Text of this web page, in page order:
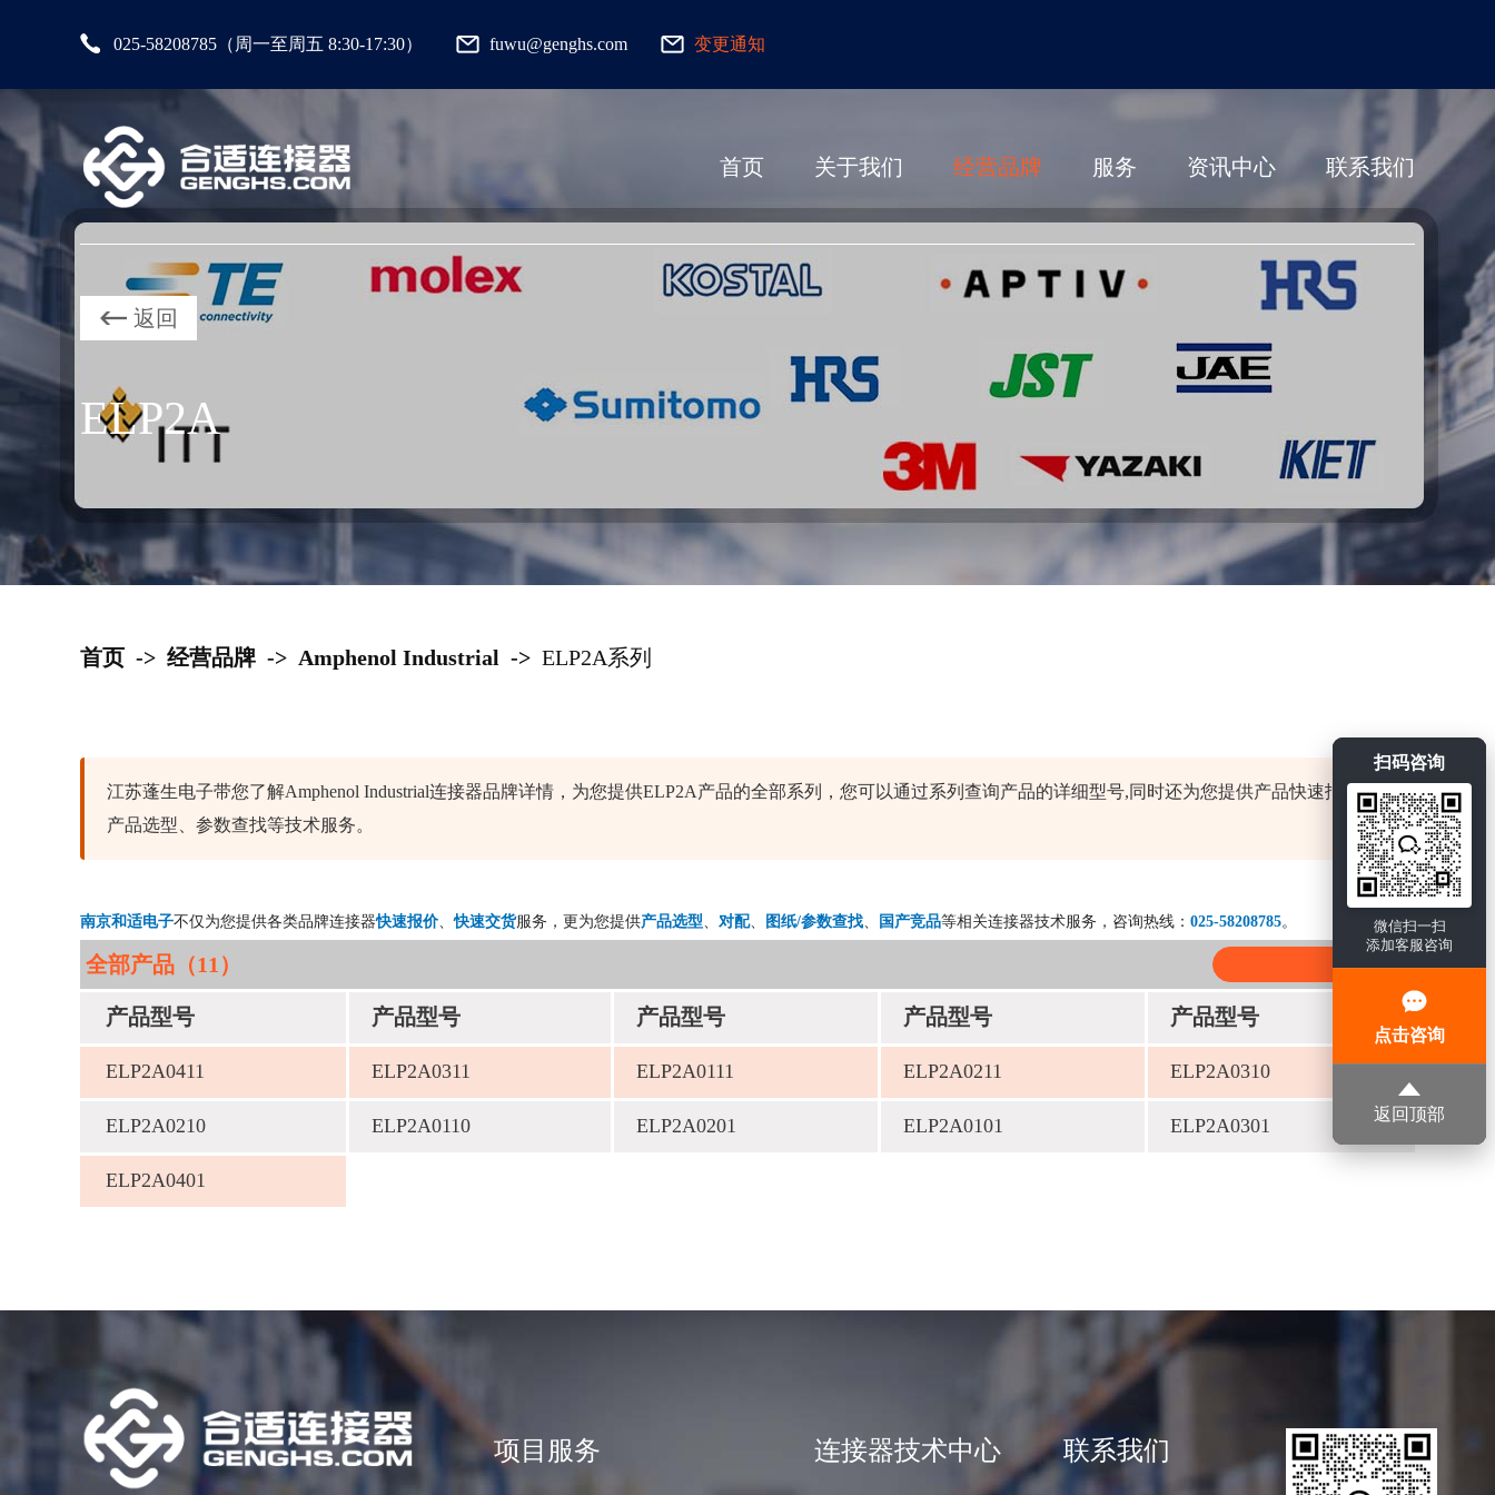
扫码咨询
微信扫一扫
添加客服咨询
点击咨询
返回顶部
025-58208785（周一至周五 8:30-17:30） fuwu@genghs.com 变更通知
首页 关于我们 经营品牌 服务 资讯中心 联系我们
返回
ELP2A
首页 -> 经营品牌 -> Amphenol Industrial -> ELP2A系列
江苏蓬生电子带您了解Amphenol Industrial连接器品牌详情，为您提供ELP2A产品的全部系列，您可以通过系列查询产品的详细型号,同时还为您提供产品快速报价、
产品选型、参数查找等技术服务。
南京和适电子不仅为您提供各类品牌连接器快速报价、快速交货服务，更为您提供产品选型、 对配、 图纸/参数查找、 国产竞品等相关连接器技术服务，咨询热线： 025-58208785。
全部产品（11）
产品型号 产品型号 产品型号 产品型号 产品型号
ELP2A0411 ELP2A0311 ELP2A0111 ELP2A0211 ELP2A0310
ELP2A0210 ELP2A0110 ELP2A0201 ELP2A0101 ELP2A0301
ELP2A0401
项目服务 连接器技术中心 联系我们